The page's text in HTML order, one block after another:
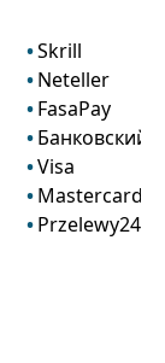
Skrill
Neteller
FasaPay
Банковский
Visa
Mastercard
Przelewy24